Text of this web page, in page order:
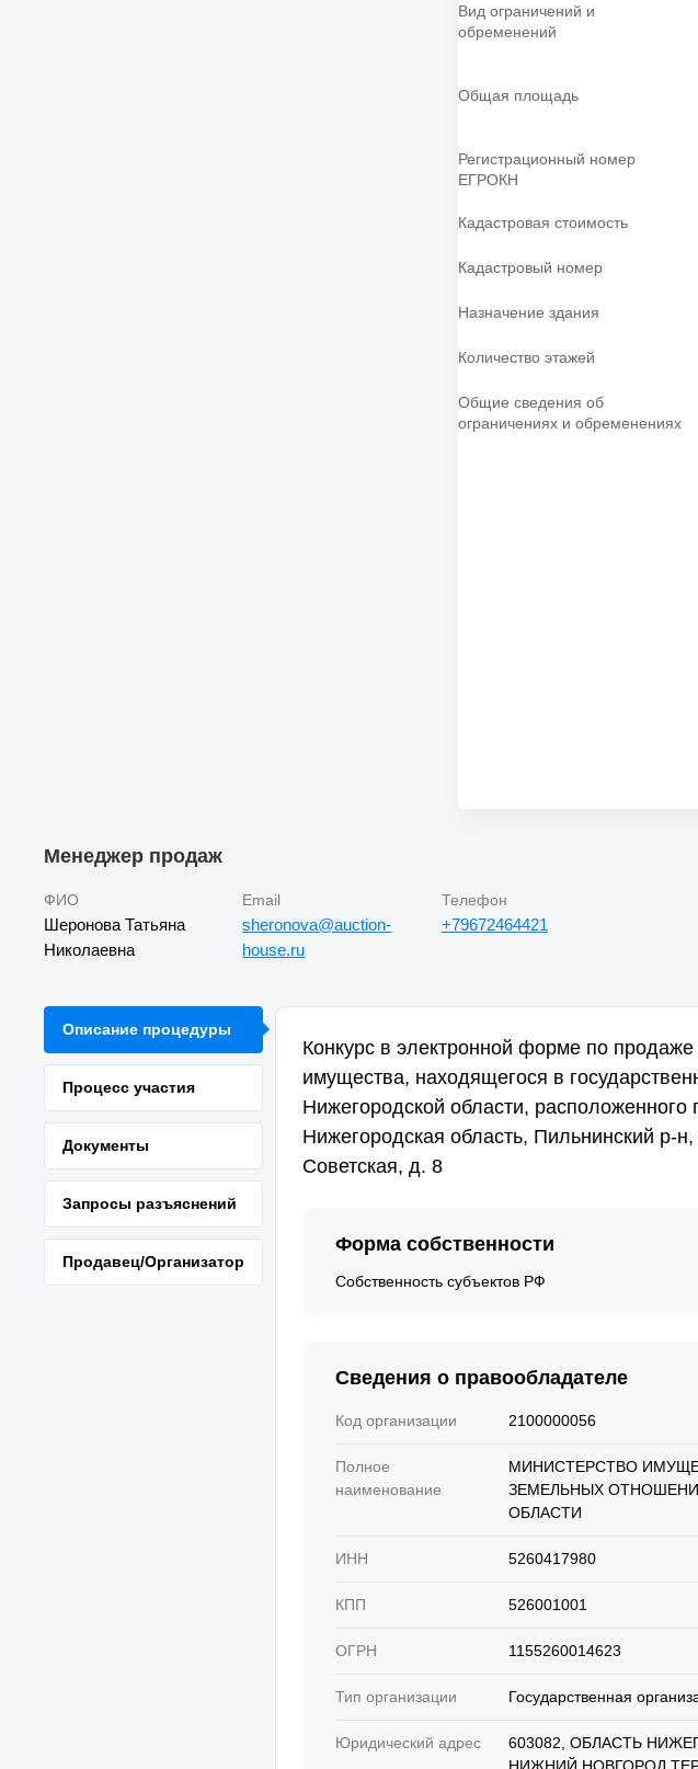
Вид ограничений и
обременений
Общая площадь
Регистрационный номер
ЕГРОКН
Кадастровая стоимость
Кадастровый номер
Назначение здания
Количество этажей
Общие сведения об
ограничениях и обременениях
Менеджер продаж
ФИО
Шеронова Татьяна
Николаевна
Email
sheronova@auction-
house.ru
Телефон
+79672464421
Описание процедуры
Процесс участия
Документы
Запросы разъяснений
Продавец/Организатор
Конкурс в электронной форме по продаже
имущества, находящегося в
Нижегородской области, расположенного
Нижегородская область, Пильнинский р-
Советская, д. 8
Форма собственности
Собственность субъектов РФ
Сведения о правообладателе
Код организации 2100000056
Полное
наименование
МИНИСТЕРСТВО
ЗЕМЕЛЬНЫХ
ОБЛАСТИ
ИНН 5260417980
КПП 526001001
ОГРН 1155260014623
Тип организации Государственная
Юридический адрес
603082, ОБЛАСТЬ